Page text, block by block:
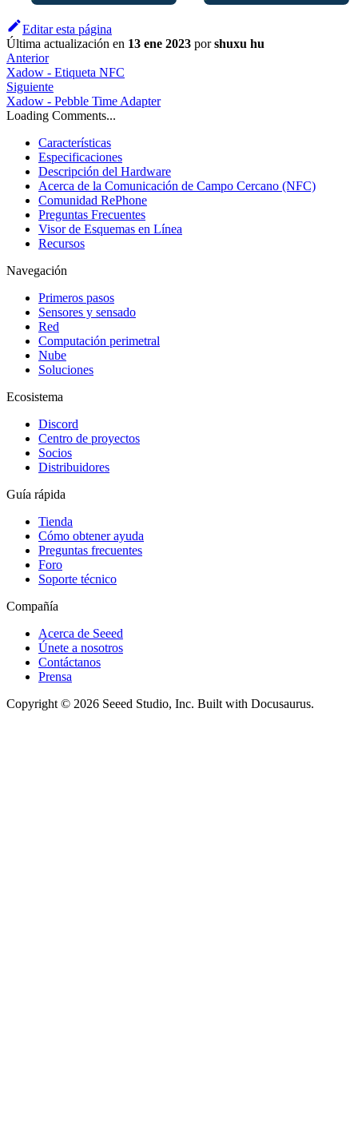
Editar esta página
Última actualización en 13 ene 2023 porshuxu hu
Anterior
Xadow - Etiqueta NFC
Siguiente
Xadow - Pebble Time Adapter
Loading Comments...
Características
Especificaciones
Descripción del Hardware
Acerca de la Comunicación de Campo Cercano (NFC)
Comunidad RePhone
Preguntas Frecuentes
Visor de Esquemas en Línea
Recursos
Navegación
Primeros pasos
Sensores y sensado
Red
Computación perimetral
Nube
Soluciones
Ecosistema
Discord
Centro de proyectos
Socios
Distribuidores
Guía rápida
Tienda
Cómo obtener ayuda
Preguntas frecuentes
Foro
Soporte técnico
Compañía
Acerca de Seeed
Únete a nosotros
Contáctanos
Prensa
Copyright © 2026 Seeed Studio, Inc. Built with Docusaurus.